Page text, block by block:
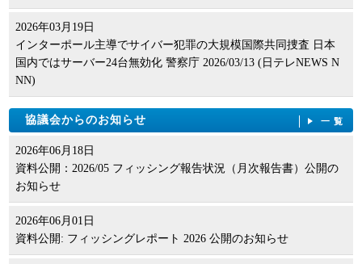
2026年03月19日
インターポール主導でサイバー犯罪の大規模国際共同捜査 日本
国内ではサーバー24台無効化 警察庁 2026/03/13 (日テレNEWS N
NN)
協議会からのお知らせ 一覧
2026年06月18日
資料公開：2026/05 フィッシング報告状況（月次報告書）公開の
お知らせ
2026年06月01日
資料公開: フィッシングレポート 2026 公開のお知らせ